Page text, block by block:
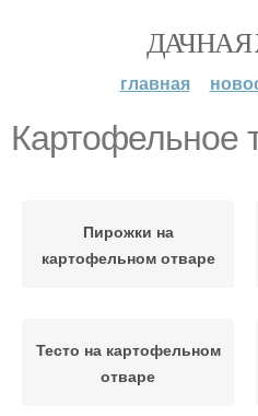
главная
Картофельное
Пирожки на
картофельном отваре
Тесто на картофельном
отваре